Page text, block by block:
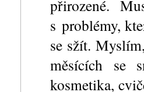
přirozené.
s problémy,
se sžít.
měsících se
kosmetika,